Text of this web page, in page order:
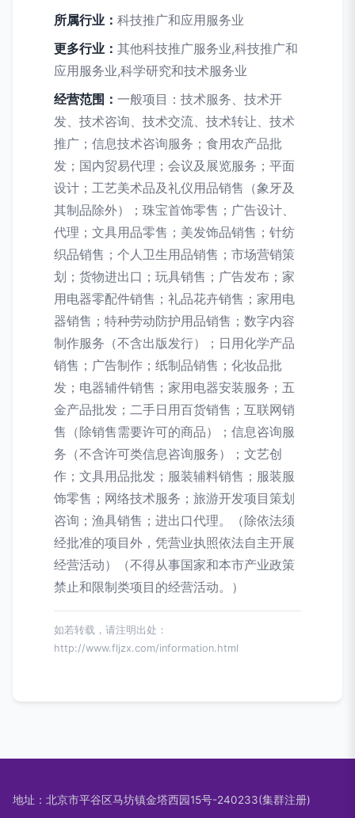
所属行业： 科技推广和应用服务业
更多行业： 其他科技推广服务业,科技推广和
应用服务业,科学研究和技术服务业
经营范围： 一般项目：技术服务、技术开
发、技术咨询、技术交流、技术转让、技术
推广；信息技术咨询服务；食用农产品批
发；国内贸易代理；会议及展览服务；平面
设计；工艺美术品及礼仪用品销售（象牙及
其制品除外）；珠宝首饰零售；广告设计、
代理；文具用品零售；美发饰品销售；针纺
织品销售；个人卫生用品销售；市场营销策
划；货物进出口；玩具销售；广告发布；家
用电器零配件销售；礼品花卉销售；家用电
器销售；特种劳动防护用品销售；数字内容
制作服务（不含出版发行）；日用化学产品
销售；广告制作；纸制品销售；化妆品批
发；电器辅件销售；家用电器安装服务；五
金产品批发；二手日用百货销售；互联网销
售（除销售需要许可的商品）；信息咨询服
务（不含许可类信息咨询服务）；文艺创
作；文具用品批发；服装辅料销售；服装服
饰零售；网络技术服务；旅游开发项目策划
咨询；渔具销售；进出口代理。（除依法须
经批准的项目外，凭营业执照依法自主开展
经营活动）（不得从事国家和本市产业政策
禁止和限制类项目的经营活动。）
如若转载，请注明出处：
http://www.fljzx.com/information.html
地址：北京市平谷区马坊镇金塔西园15号-240233(集群注册)